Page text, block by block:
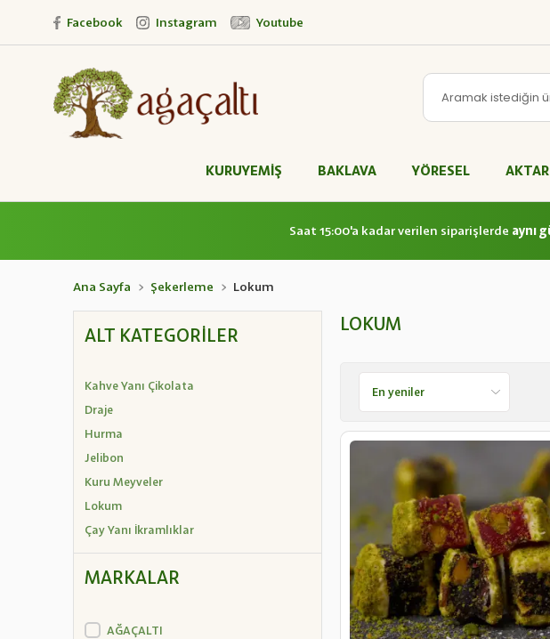
Facebook Instagram Youtube
KURUYEMİŞ BAKLAVA YÖRESEL AKTAR
Saat 15:00'a kadar verilen siparişlerde aynı
Ana Sayfa Şekerleme Lokum
ALT KATEGORILER
Kahve Yanı Çikolata
Draje
Hurma
Jelibon
Kuru Meyveler
Lokum
Çay Yanı İkramlıklar
MARKALAR
AĞAÇALTI
LOKUM